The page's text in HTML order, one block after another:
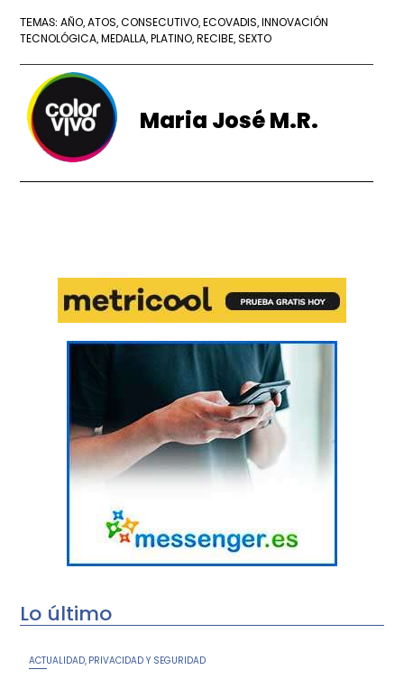
TEMAS:AÑO ,ATOS ,CONSECUTIVO ,ECOVADIS ,INNOVACIÓN
TECNOLÓGICA ,MEDALLA ,PLATINO ,RECIBE ,SEXTO
Maria José M.R.
Lo último
ACTUALIDAD PRIVACIDAD Y SEGURIDAD